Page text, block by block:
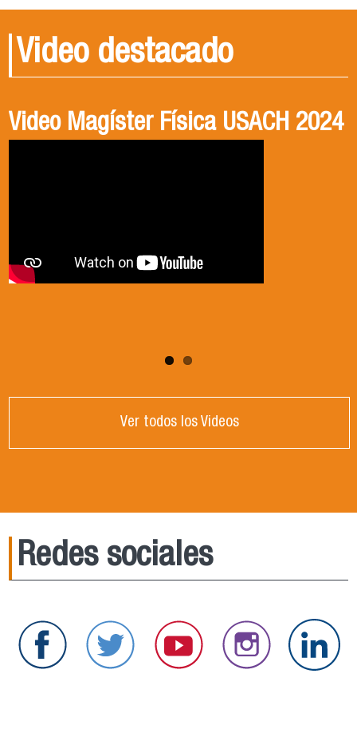
Video destacado
Video Magíster Física USACH 2024
Video Doctorado Física USACH
Ver todos los Videos
Redes sociales